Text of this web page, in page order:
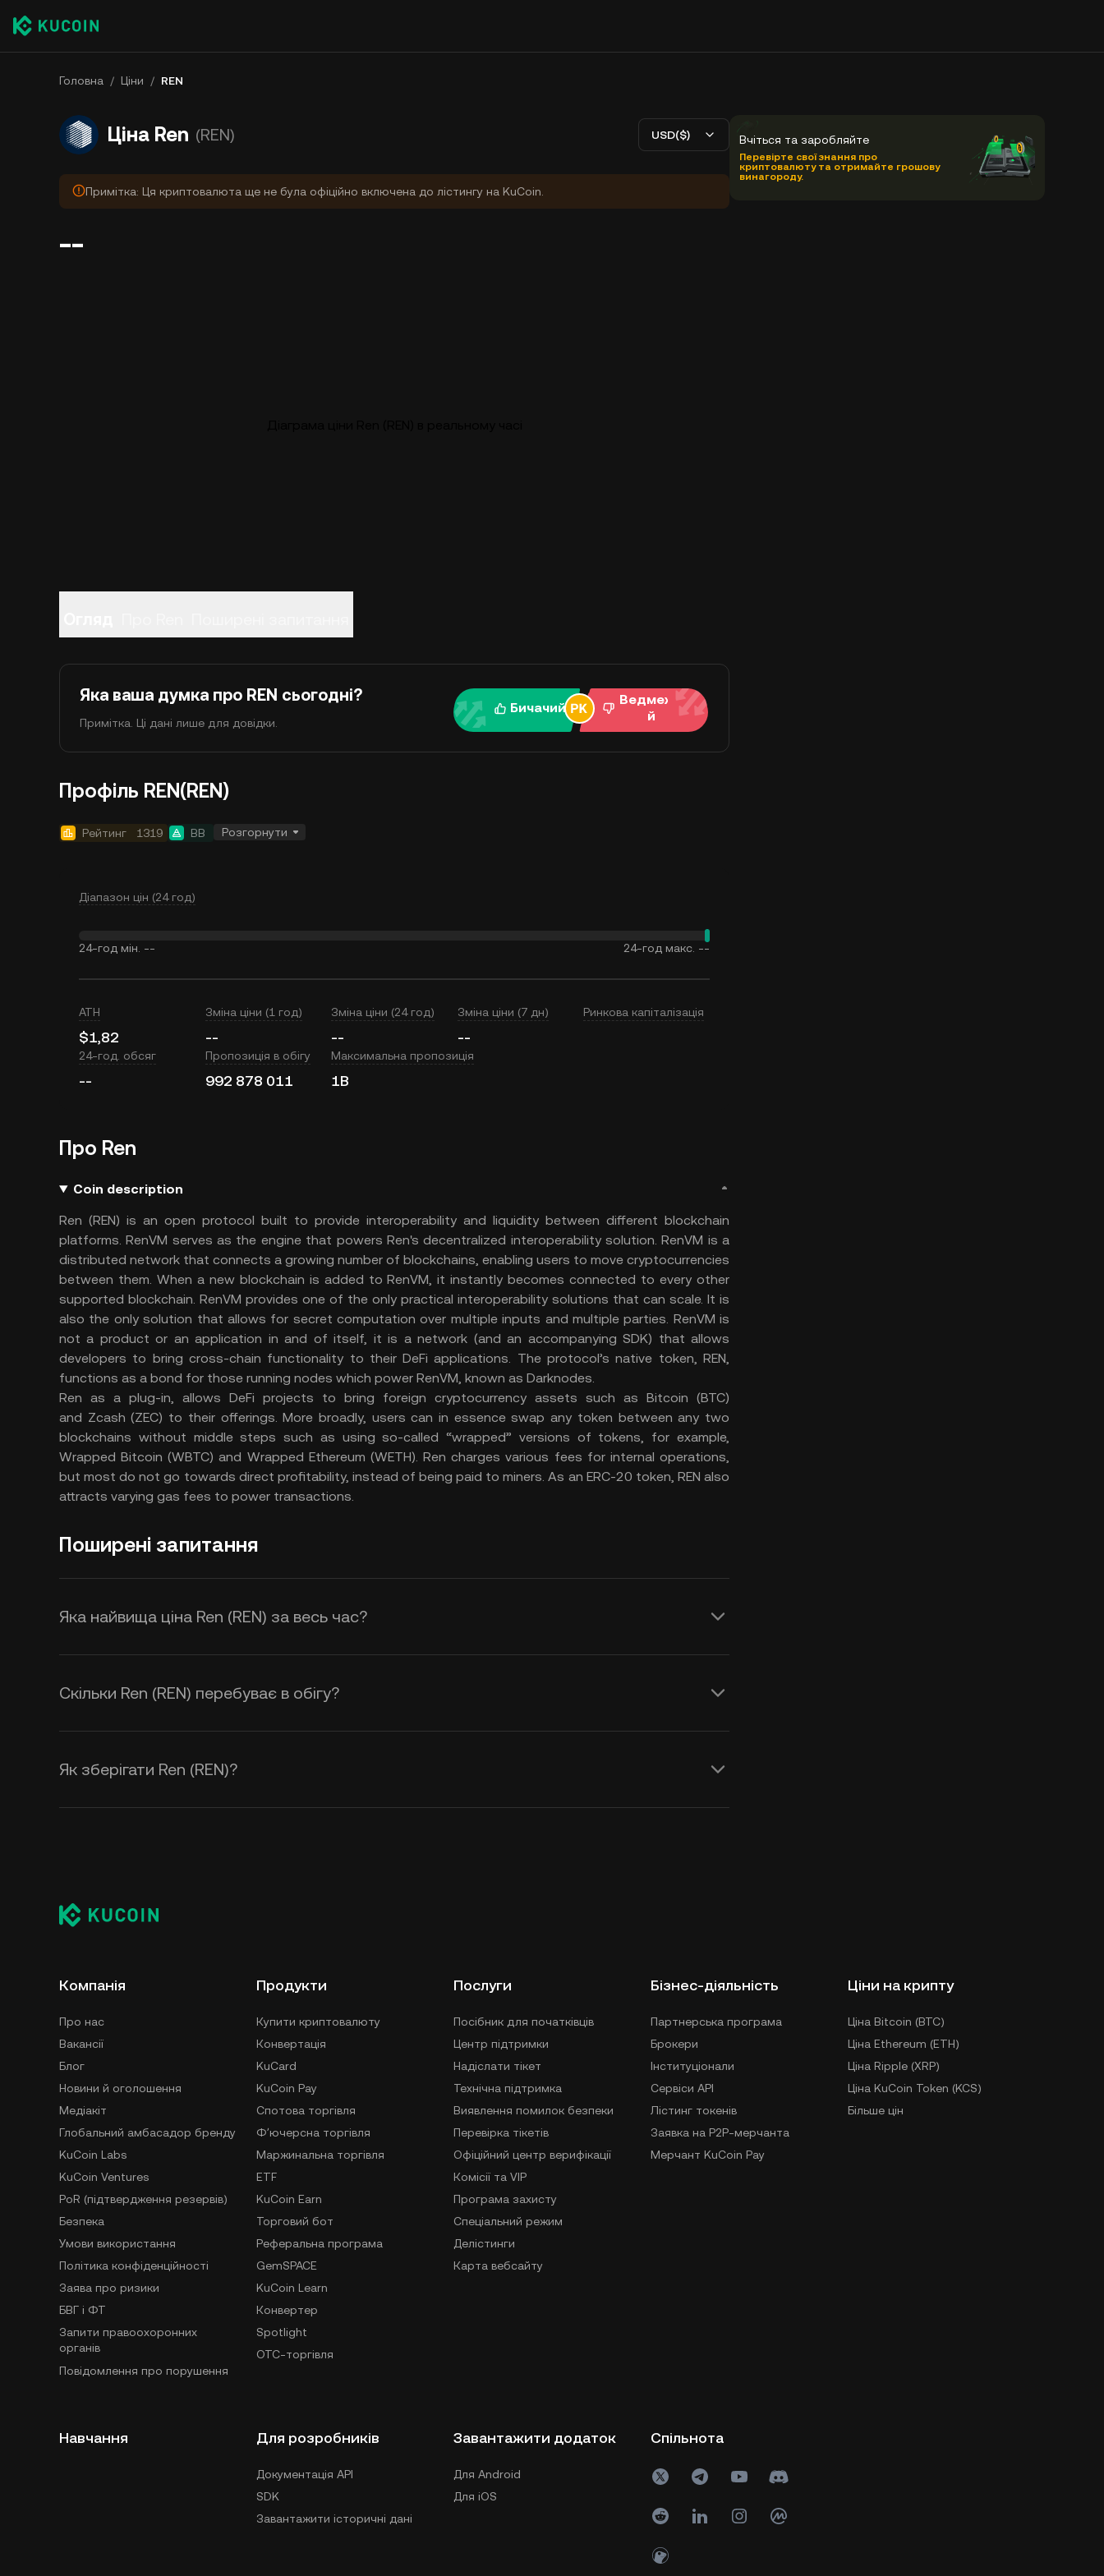
Головна / Ціни / REN
Ціна Ren (REN) USD($)
Примітка: Ця криптовалюта ще не була офіційно включена до лістингу на KuCoin.
--
Яка ваша думка про REN сьогодні?
Примітка. Ці дані лише для довідки.
Бичачий
Ведмежи
й
Профіль REN(REN)
Рейтинг 1319 BB Розгорнути
Діапазон цін (24 год)
24-год мін. -- 24-год макс. --
ATH
$1,82
Зміна ціни (1 год)
--
Зміна ціни (24 год)
--
Зміна ціни (7 дн)
--
Ринкова капіталізація
24-год. обсяг
--
Пропозиція в обігу
992 878 011
Максимальна пропозиція
1B
Про Ren
Coin description
Ren (REN) is an open protocol built to provide interoperability and liquidity between different blockchain
platforms. RenVM serves as the engine that powers Ren's decentralized interoperability solution. RenVM is a
distributed network that connects a growing number of blockchains, enabling users to move cryptocurrencies
between them. When a new blockchain is added to RenVM, it instantly becomes connected to every other
supported blockchain. RenVM provides one of the only practical interoperability solutions that can scale. It is
also the only solution that allows for secret computation over multiple inputs and multiple parties. RenVM is
not a product or an application in and of itself, it is a network (and an accompanying SDK) that allows
developers to bring cross-chain functionality to their DeFi applications. The protocol’s native token, REN,
functions as a bond for those running nodes which power RenVM, known as Darknodes.
Ren as a plug-in, allows DeFi projects to bring foreign cryptocurrency assets such as Bitcoin (BTC)
and Zcash (ZEC) to their offerings. More broadly, users can in essence swap any token between any two
blockchains without middle steps such as using so-called “wrapped” versions of tokens, for example,
Wrapped Bitcoin (WBTC) and Wrapped Ethereum (WETH). Ren charges various fees for internal operations,
but most do not go towards direct profitability, instead of being paid to miners. As an ERC-20 token, REN also
attracts varying gas fees to power transactions.
Поширені запитання
Яка найвища ціна Ren (REN) за весь час?
Скільки Ren (REN) перебуває в обігу?
Як зберігати Ren (REN)?
Вчіться та заробляйте
Перевірте свої знання про
криптовалюту та отримайте грошову
винагороду.
Компанія
Про нас
Вакансії
Блог
Новини й оголошення
Медіакіт
Глобальний амбасадор бренду
KuCoin Labs
KuCoin Ventures
PoR (підтвердження резервів)
Безпека
Умови використання
Політика конфіденційності
Заява про ризики
БВГ і ФТ
Запити правоохоронних
органів
Повідомлення про порушення
Продукти
Купити криптовалюту
Конвертація
KuCard
KuCoin Pay
Спотова торгівля
Фʼючерсна торгівля
Маржинальна торгівля
ETF
KuCoin Earn
Торговий бот
Реферальна програма
GemSPACE
KuCoin Learn
Конвертер
Spotlight
OTC-торгівля
Послуги
Посібник для початківців
Центр підтримки
Надіслати тікет
Технічна підтримка
Виявлення помилок безпеки
Перевірка тікетів
Офіційний центр верифікації
Комісії та VIP
Програма захисту
Спеціальний режим
Делістинги
Карта вебсайту
Бізнес-діяльність
Партнерська програма
Брокери
Інституціонали
Сервіси API
Лістинг токенів
Заявка на P2P-мерчанта
Мерчант KuCoin Pay
Ціни на крипту
Ціна Bitcoin (BTC)
Ціна Ethereum (ETH)
Ціна Ripple (XRP)
Ціна KuCoin Token (KCS)
Більше цін
Навчання Для розробників
Документація API
SDK
Завантажити історичні дані
Завантажити додаток
Для Android
Для iOS
Спільнота